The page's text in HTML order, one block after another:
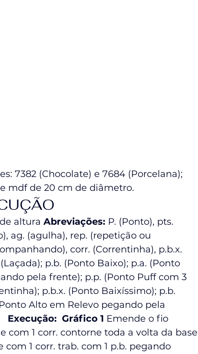
7382 (Chocolate) e 7684 (Porcelana);
mdf de 20 cm de diâmetro.
altura Abreviações: P. (Ponto), pts.
ag. (agulha), rep. (repetição ou
corr. (Correntinha), p.b.x.
p.b. (Ponto Baixo); p.a. (Ponto
pela frente); p.p. (Ponto Puff com 3
p.b.x. (Ponto Baixíssimo); p.b.
Alto em Relevo pegando pela
Execução: Gráfico 1 Emende o fio
com 1 corr. contorne toda a volta da base
com 1 corr. trab. com 1 p.b. pegando